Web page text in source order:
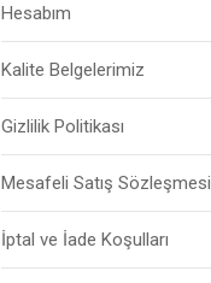
Hesabım
Kalite Belgelerimiz
Gizlilik Politikası
Mesafeli Satış Sözleşmesi
İptal ve İade Koşulları